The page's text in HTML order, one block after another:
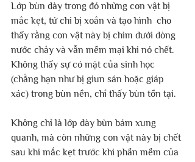
Lớp bùn dày trong đó những con vật bị
mắc kẹt, tứ chi bị xoắn và tạo hình  cho
thấy rằng con vật này bị chìm dưới dòng
nước chảy và vẫn mềm mại khi nó chết.
Không thấy sự có mặt của sinh học
(chẳng hạn như bị giun sán hoặc giáp
xác) trong bùn nền, chỉ thấy bùn tồn tại.
Không chỉ là lớp dày bùn bám xung
quanh, mà còn những con vật này bị chết
sau khi mắc kẹt trước khi phần mềm của